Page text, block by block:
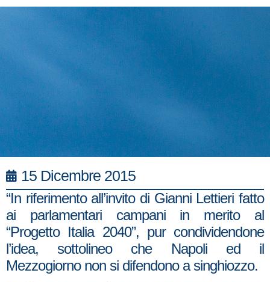
15 Dicembre 2015
“In riferimento all’invito di Gianni Lettieri fatto
ai parlamentari campani in merito al
“Progetto Italia 2040”, pur condividendone
l’idea, sottolineo che Napoli ed il
Mezzogiorno non si difendono a singhiozzo.